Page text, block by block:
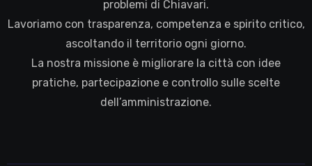
problemi di Chiavari.
Lavoriamo con trasparenza, competenza e spirito critico,
ascoltando il territorio ogni giorno.
La nostra missione è migliorare la città con idee
pratiche, partecipazione e controllo sulle scelte
dell’amministrazione.